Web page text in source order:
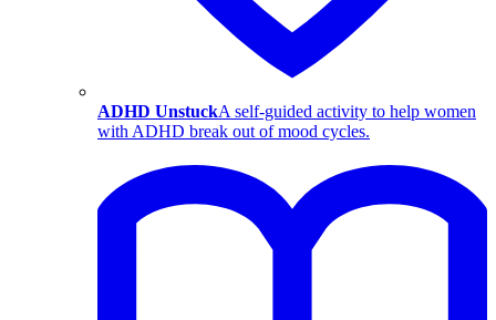
ADHD UnstuckA self-guided activity to help women
with ADHD break out of mood cycles.